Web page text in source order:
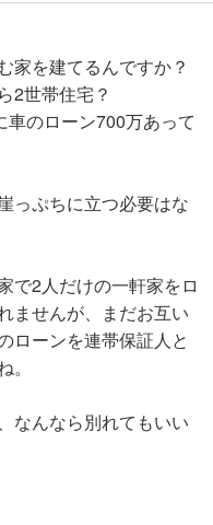
家を建てるんですか？
2世帯住宅？
のローン700万あって
っぷちに立つ必要はな
で2人だけの一軒家をロ
ませんが、まだお互い
ローンを連帯保証人と
なんなら別れてもいい